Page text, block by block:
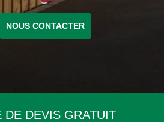
NOUS CONTACTER
DE DEVIS GRATUIT